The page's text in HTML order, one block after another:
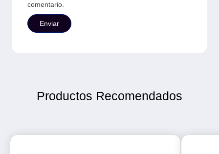
comentario.
Productos Recomendados